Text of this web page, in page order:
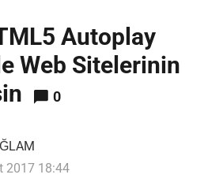
Autoplay
Web Sitelerinin
0
2017 18:44